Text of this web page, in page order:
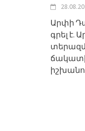
Արփի
գրել է.